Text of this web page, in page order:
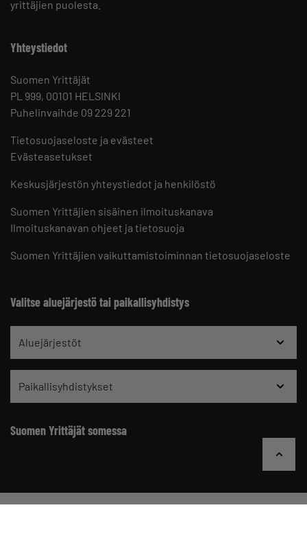
yrittäjien puolesta.
Yhteystiedot
Suomen Yrittäjät
PL 999, 00101 HELSINKI
Puhelinvaihde 09 229 221
Tietosuojaseloste ja evästeet
Evästeasetukset
Keskusjärjestön yhteystiedot ja henkilöstö
Suomen Yrittäjien sisäinen ilmoituskanava
Ilmoituskanavan ohjeet ja tietosuoja
Suomen Yrittäjien vaikuttamistoiminnan tietosuojaseloste
Valitse aluejärjestö tai paikallisyhdistys
Aluejärjestöt
Paikallisyhdistykset
Suomen Yrittäjät somessa